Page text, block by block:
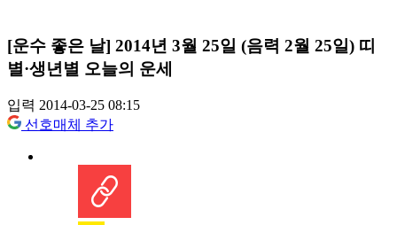
[운수 좋은 날] 2014년 3월 25일 (음력 2월 25일) 띠
별·생년별 오늘의 운세
입력 2014-03-25 08:15
선호매체 추가